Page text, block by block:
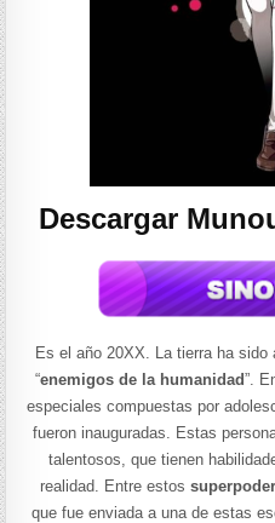
Descargar
Es el año 20XX. La tierra ha
“enemigos de la humanidad”.
especiales compuestas por
fueron inauguradas. Estas
talentosos, que tienen
realidad. Entre estos
que fue enviada a una de estas